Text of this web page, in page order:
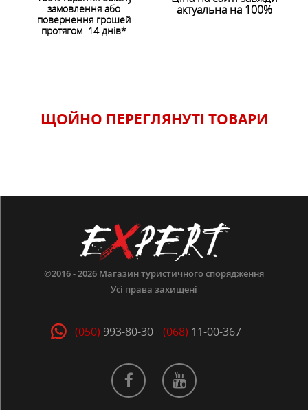
ЗАЛИШИТИ ВІДГУК
замовлення або
повернення грошей
протягом 14 днів*
актуальна на 100%
ЩОЙНО ПЕРЕГЛЯНУТI ТОВАРИ
©2016 - 2026 Магазин туристичного спорядження
Усі права захищені
(050) 993-80-30 (068) 11-00-367